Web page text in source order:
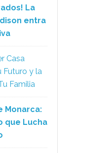
La
entra
Casa
Futuro y la
Familia
Monarca:
que Lucha